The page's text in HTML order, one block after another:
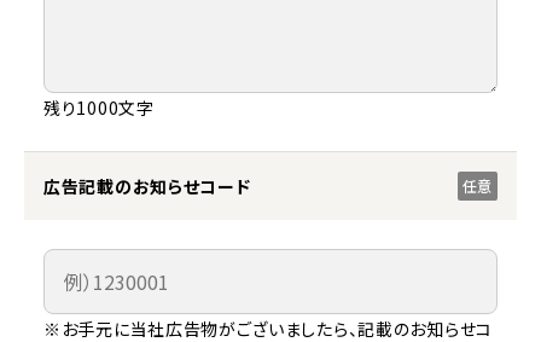
残り1000文字
広告記載のお知らせコード 任意
※お手元に当社広告物がございましたら、記載のお知らせコ